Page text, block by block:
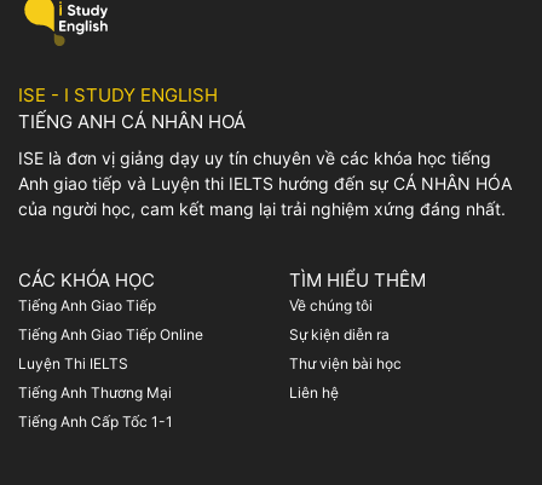
idiom này, mọi người có thể
tham khảo bài viết […]
ISE - I STUDY ENGLISH
TIẾNG ANH CÁ NHÂN HOÁ
ISE là đơn vị giảng dạy uy tín chuyên về các khóa học tiếng
Anh giao tiếp và Luyện thi IELTS hướng đến sự CÁ NHÂN HÓA
của người học, cam kết mang lại trải nghiệm xứng đáng nhất.
CÁC KHÓA HỌC
Tiếng Anh Giao Tiếp
Tiếng Anh Giao Tiếp Online
Luyện Thi IELTS
Tiếng Anh Thương Mại
Tiếng Anh Cấp Tốc 1-1
TÌM HIỂU THÊM
Về chúng tôi
Sự kiện diễn ra
Thư viện bài học
Liên hệ